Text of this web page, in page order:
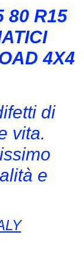
80 R15
4X4
di
vita.
e